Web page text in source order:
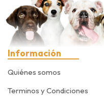
Información
Quiénes somos
Terminos y Condiciones